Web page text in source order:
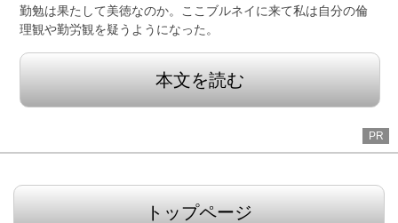
勤勉は果たして美徳なのか。ここブルネイに来て私は自分の倫
理観や勤労観を疑うようになった。
本文を読む
PR
トップページ